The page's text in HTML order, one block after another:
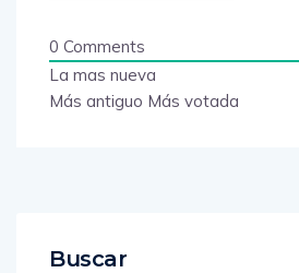
0 Comments
La mas nueva
Más antiguo Más votada
Buscar